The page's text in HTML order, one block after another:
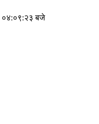
०४:०९:२३ बजे